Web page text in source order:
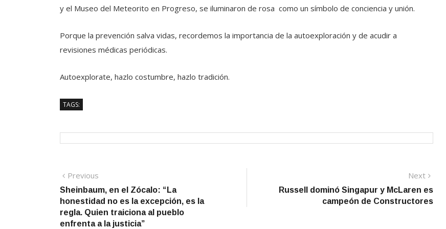
y el Museo del Meteorito en Progreso, se iluminaron de rosa como un símbolo de conciencia y unión.
Porque la prevención salva vidas, recordemos la importancia de la autoexploración y de acudir a
revisiones médicas periódicas.
Autoexplorate, hazlo costumbre, hazlo tradición.
TAGS:
Navegación
de
entradas
Previous
post:
Sheinbaum, en el Zócalo: “La
honestidad no es la excepción, es la
regla. Quien traiciona al pueblo
enfrenta a la justicia”
Next
post:
Russell dominó Singapur y McLaren es
campeón de Constructores